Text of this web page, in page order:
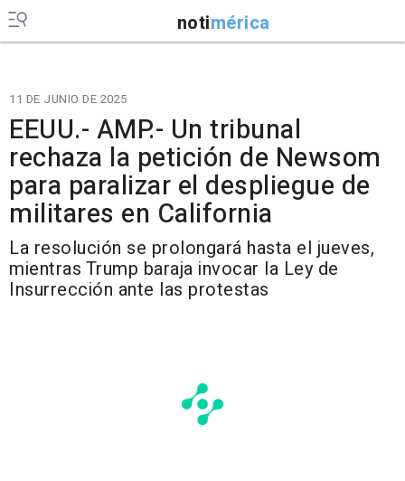
notimérica
11 DE JUNIO DE 2025
EEUU.- AMP.- Un tribunal
rechaza la petición de Newsom
para paralizar el despliegue de
militares en California
La resolución se prolongará hasta el jueves,
mientras Trump baraja invocar la Ley de
Insurrección ante las protestas